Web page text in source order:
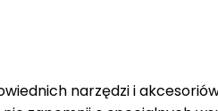
narzędzi i